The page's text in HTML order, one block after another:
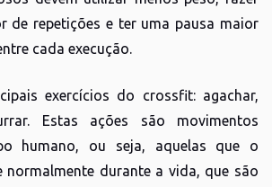
de repetições e ter uma pausa maior
cada execução.
exercícios do crossfit: agachar,
Estas ações são movimentos
humano, ou seja, aquelas que o
normalmente durante a vida, que são